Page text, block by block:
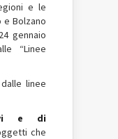
e le
e Bolzano
gennaio
“Linee
linee
e di
che